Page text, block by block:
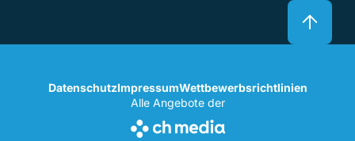
DatenschutzImpressumWettbewerbsrichtlinien
Alle Angebote der